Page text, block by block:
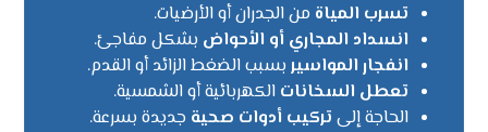
تسرب المياة من الجدران أو الأرضيات.
انسداد المجاري أو الأحواض بشكل مفاجئ.
انفجار المواسير بسبب الضغط الزائد أو القدم.
تعطل السخاناتالكهربائية أو الشمسية.
الحاجة إلى تركيب أدوات صحية جديدة بسرعة.